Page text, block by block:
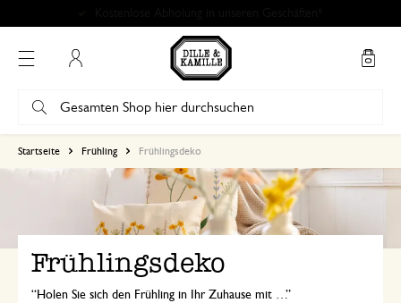
Startseite Frühling Frühlingsdeko
Frühlingsdeko
Holen Sie sich den Frühling in Ihr Zuhause mit frischer Dekoration, die die Fröhlichkeit der Jahreszeit einfängt. Von Blumenvasen über Kerzen bis hin zu frischen Pflanzen finden Sie alles, was Ihr Interieur hell und lebendig macht. Lassen Sie sich von den Farben und Düften des Frühlings inspirieren!